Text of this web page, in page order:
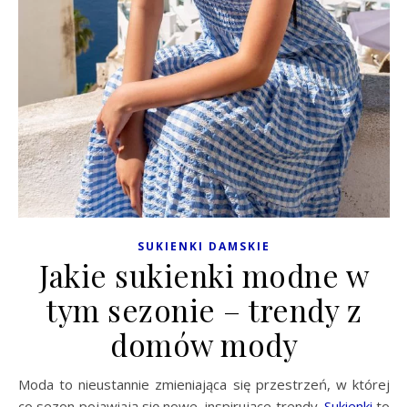
SUKIENKI DAMSKIE
Jakie sukienki modne w
tym sezonie – trendy z
domów mody
Moda to nieustannie zmieniająca się przestrzeń, w której